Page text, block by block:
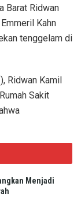
Barat Ridwan
Kahn
tenggelam di
Ridwan Kamil
Sakit
Menjadi